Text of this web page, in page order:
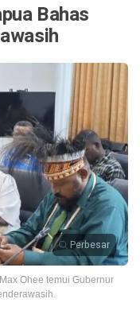
Bahas
Perbesar
Ohee temui Gubernur